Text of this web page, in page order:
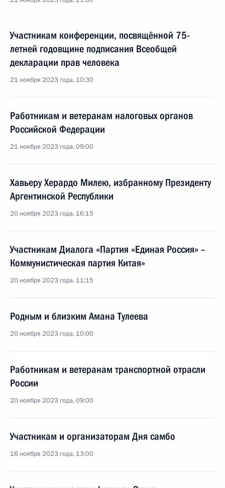
Участникам конференции, посвящённой 75-
летней годовщине подписания Всеобщей
декларации прав человека
21 ноября 2023 года, 10:30
Работникам и ветеранам налоговых органов
Российской Федерации
21 ноября 2023 года, 09:00
Хавьеру Херардо Милею, избранному Президенту
Аргентинской Республики
20 ноября 2023 года, 16:15
Участникам Диалога «Партия «Единая Россия» –
Коммунистическая партия Китая»
20 ноября 2023 года, 11:15
Родным и близким Амана Тулеева
20 ноября 2023 года, 10:00
Работникам и ветеранам транспортной отрасли
России
20 ноября 2023 года, 09:00
Участникам и организаторам Дня самбо
16 ноября 2023 года, 13:00